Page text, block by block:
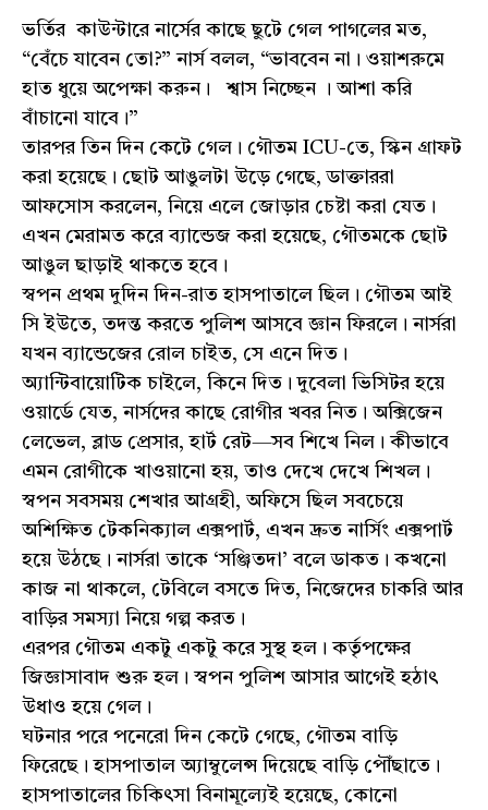
ভর্তির কাউন্টারে নার্সের কাছে ছুটে গেল পাগলের মত,
“বেঁচে যাবেন তো?” নার্স বলল, “ভাববেন না। ওয়াশরুমে
হাত ধুয়ে অপেক্ষা করুন। শ্বাস নিচ্ছেন । আশা করি
বাঁচানো যাবে।”
তারপর তিন দিন কেটে গেল। গৌতম ICU-তে, স্কিন গ্রাফট
করা হয়েছে। ছোট আঙুলটা উড়ে গেছে, ডাক্তাররা
আফসোস করলেন, নিয়ে এলে জোড়ার চেষ্টা করা যেত।
এখন মেরামত করে ব্যান্ডেজ করা হয়েছে, গৌতমকে ছোট
আঙুল ছাড়াই থাকতে হবে।
স্বপন প্রথম দুদিন দিন-রাত হাসপাতালে ছিল। গৌতম আই
সি ইউতে, তদন্ত করতে পুলিশ আসবে জ্ঞান ফিরলে। নার্সরা
যখন ব্যান্ডেজের রোল চাইত, সে এনে দিত।
অ্যান্টিবায়োটিক চাইলে, কিনে দিত। দুবেলা ভিসিটর হয়ে
ওয়ার্ডে যেত, নার্সদের কাছে রোগীর খবর নিত। অক্সিজেন
লেভেল, ব্লাড প্রেসার, হার্ট রেট—সব শিখে নিল। কীভাবে
এমন রোগীকে খাওয়ানো হয়, তাও দেখে দেখে শিখল।
স্বপন সবসময় শেখার আগ্রহী, অফিসে ছিল সবচেয়ে
অশিক্ষিত টেকনিক্যাল এক্সপার্ট, এখন দ্রুত নার্সিং এক্সপার্ট
হয়ে উঠছে। নার্সরা তাকে ‘সঞ্জিতদা’ বলে ডাকত। কখনো
কাজ না থাকলে, টেবিলে বসতে দিত, নিজেদের চাকরি আর
বাড়ির সমস্যা নিয়ে গল্প করত।
এরপর গৌতম একটু একটু করে সুস্থ হল। কর্তৃপক্ষের
জিজ্ঞাসাবাদ শুরু হল। স্বপন পুলিশ আসার আগেই হঠাৎ
উধাও হয়ে গেল।
ঘটনার পরে পনেরো দিন কেটে গেছে, গৌতম বাড়ি
ফিরেছে। হাসপাতাল অ্যাম্বুলেন্স দিয়েছে বাড়ি পৌঁছাতে।
হাসপাতালের চিকিৎসা বিনামূল্যেই হয়েছে, কোনো